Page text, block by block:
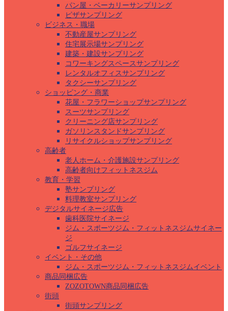
パン屋・ベーカリーサンプリング
ピザサンプリング
ビジネス・職場
不動産屋サンプリング
住宅展示場サンプリング
建築・建設サンプリング
コワーキングスペースサンプリング
レンタルオフィスサンプリング
タクシーサンプリング
ショッピング・商業
花屋・フラワーショップサンプリング
スーツサンプリング
クリーニング店サンプリング
ガソリンスタンドサンプリング
リサイクルショップサンプリング
高齢者
老人ホーム・介護施設サンプリング
高齢者向けフィットネスジム
教育・学習
塾サンプリング
料理教室サンプリング
デジタルサイネージ広告
歯科医院サイネージ
ジム・スポーツジム・フィットネスジムサイネー
ジ
ゴルフサイネージ
イベント・その他
ジム・スポーツジム・フィットネスジムイベント
商品同梱広告
ZOZOTOWN商品同梱広告
街頭
街頭サンプリング